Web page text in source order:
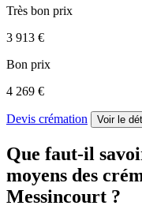
Très bon prix
3 913 €
Bon prix
4 269 €
Devis crémation Voir le
Que faut-il
moyens des
Messincourt ?